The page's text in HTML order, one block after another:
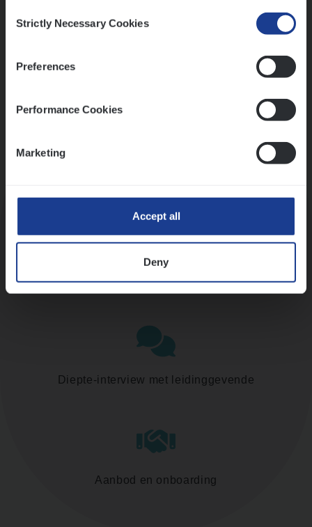
Selection
Strictly Necessary Cookies
Preferences
Performance Cookies
Marketing
Accept all
Deny
Ons sollicitatieproces
Assessment
Diepte-interview met leidinggevende
Aanbod en onboarding